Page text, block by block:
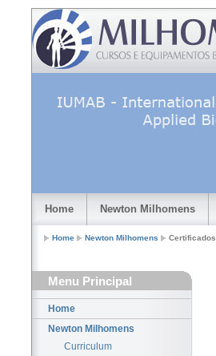
Home Newton Milhomens
Home Newton Milhomens Certificados
Menu Principal
Home
Newton Milhomens
Curriculum